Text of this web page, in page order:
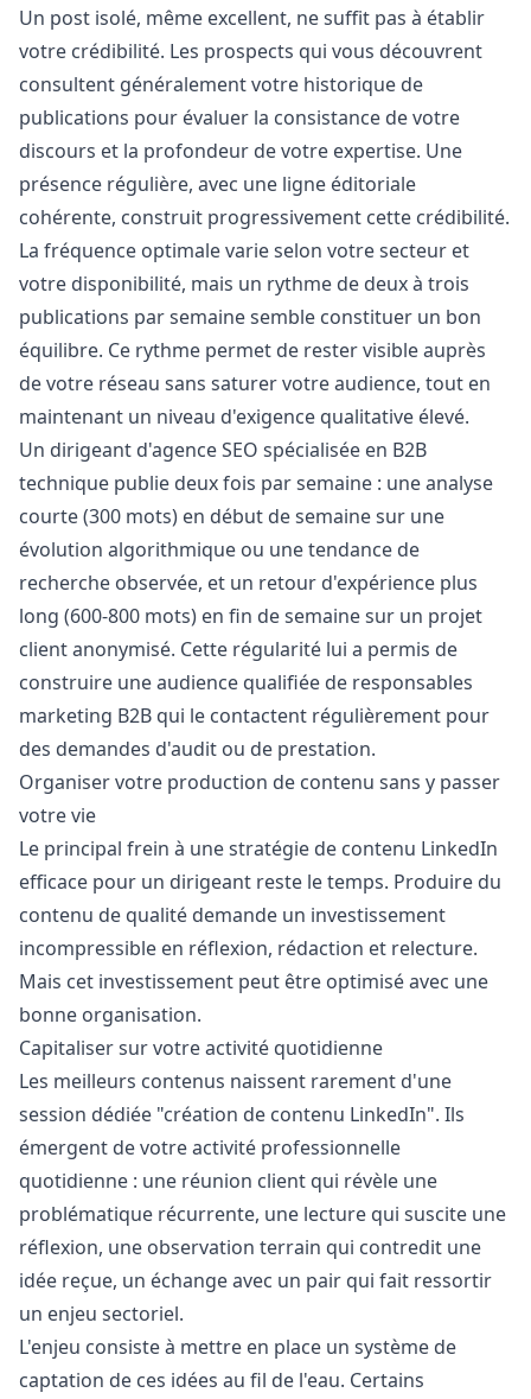
Un post isolé, même excellent, ne suffit pas à établir
votre crédibilité. Les prospects qui vous découvrent
consultent généralement votre historique de
publications pour évaluer la consistance de votre
discours et la profondeur de votre expertise. Une
présence régulière, avec une ligne éditoriale
cohérente, construit progressivement cette crédibilité.
La fréquence optimale varie selon votre secteur et
votre disponibilité, mais un rythme de deux à trois
publications par semaine semble constituer un bon
équilibre. Ce rythme permet de rester visible auprès
de votre réseau sans saturer votre audience, tout en
maintenant un niveau d'exigence qualitative élevé.
Un dirigeant d'agence SEO spécialisée en B2B
technique publie deux fois par semaine : une analyse
courte (300 mots) en début de semaine sur une
évolution algorithmique ou une tendance de
recherche observée, et un retour d'expérience plus
long (600-800 mots) en fin de semaine sur un projet
client anonymisé. Cette régularité lui a permis de
construire une audience qualifiée de responsables
marketing B2B qui le contactent régulièrement pour
des demandes d'audit ou de prestation.
Organiser votre production de contenu sans y passer
votre vie
Le principal frein à une stratégie de contenu LinkedIn
efficace pour un dirigeant reste le temps. Produire du
contenu de qualité demande un investissement
incompressible en réflexion, rédaction et relecture.
Mais cet investissement peut être optimisé avec une
bonne organisation.
Capitaliser sur votre activité quotidienne
Les meilleurs contenus naissent rarement d'une
session dédiée "création de contenu LinkedIn". Ils
émergent de votre activité professionnelle
quotidienne : une réunion client qui révèle une
problématique récurrente, une lecture qui suscite une
réflexion, une observation terrain qui contredit une
idée reçue, un échange avec un pair qui fait ressortir
un enjeu sectoriel.
L'enjeu consiste à mettre en place un système de
captation de ces idées au fil de l'eau. Certains